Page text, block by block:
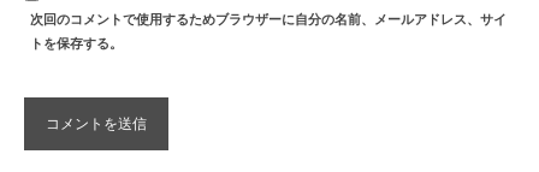
次回のコメントで使用するためブラウザーに自分の名前、メールアドレス、サイ
トを保存する。